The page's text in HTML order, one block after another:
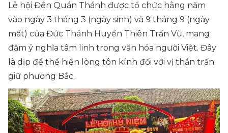
Lễ hội Đền Quán Thánh được tổ chức hằng năm
vào ngày 3 tháng 3 (ngày sinh) và 9 tháng 9 (ngày
mất) của Đức Thánh Huyền Thiên Trấn Vũ, mang
đậm ý nghĩa tâm linh trong văn hóa người Việt. Đây
là dịp để thể hiện lòng tôn kính đối với vị thần trấn
giữ phương Bắc.